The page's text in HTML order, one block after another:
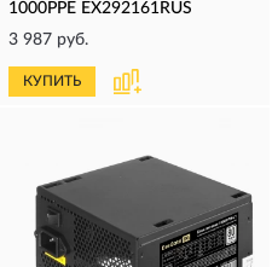
1000PPE EX292161RUS
3 987 руб.
КУПИТЬ